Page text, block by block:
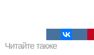
Читайте также